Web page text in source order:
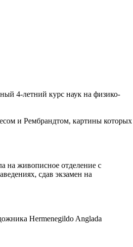
4-летний курс наук на физико-
и Рембрандтом, картины которых
на живописное отделение с
сдав экзамен на
Hermenegildo Anglada